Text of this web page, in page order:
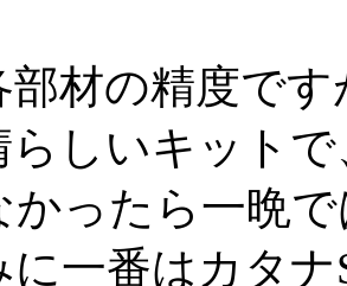
部材の精度で
らしいキットで
かったら一晩
に一番はカタ